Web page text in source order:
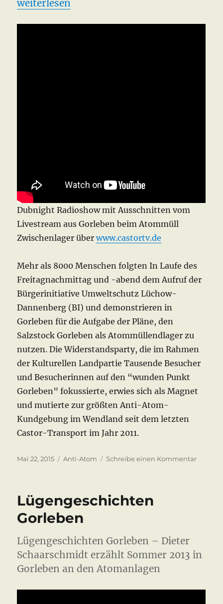
„Gorleben Widerstandspartie 2015“
weiterlesen
Dubnight Radioshow mit Ausschnitten vom
Livestream aus Gorleben beim Atommüll
Zwischenlager überwww.castortv.de
Mehr als 8000 Menschen folgten In Laufe des
Freitagnachmittag und -abend dem Aufruf der
Bürgerinitiative Umweltschutz Lüchow-
Dannenberg (BI) und demonstrieren in
Gorleben für die Aufgabe der Pläne, den
Salzstock Gorleben als Atommüllendlager zu
nutzen. Die Widerstandsparty, die im Rahmen
der Kulturellen Landpartie Tausende Besucher
und Besucherinnen auf den “wunden Punkt
Gorleben” fokussierte, erwies sich als Magnet
und mutierte zur größten Anti-Atom-
Kundgebung im Wendland seit dem letzten
Castor-Transport im Jahr 2011.
Veröffentlicht
Mai 22, 2015 Kategorien
Anti-Atom Schreibe einen Kommentarzu
Lügengeschichten
Gorleben
Lügengeschichten Gorleben – Dieter
Schaarschmidt erzählt Sommer 2013 in
Gorleben an den Atomanlagen